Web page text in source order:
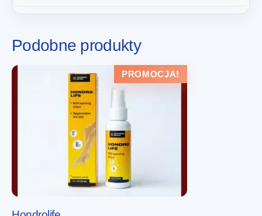
Podobne produkty
PROMOCJA!